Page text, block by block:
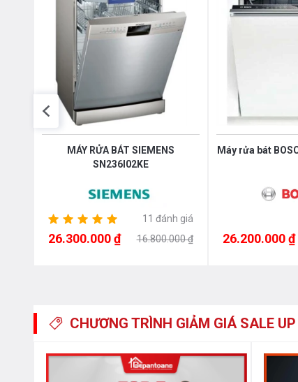
Đôi khi không dễ dàng để tìm được vị trí thích hợp
SMS4HDW52E, cung cấp thêm không gian cho
MÁY RỬA BÁT SIEMENS
SN236I02KE
11 đánh giá
26.300.000 ₫ 16.800.000 ₫
Máy rửa bát
26.200.000 ₫
CHƯƠNG TRÌNH GIẢM GIÁ SALE